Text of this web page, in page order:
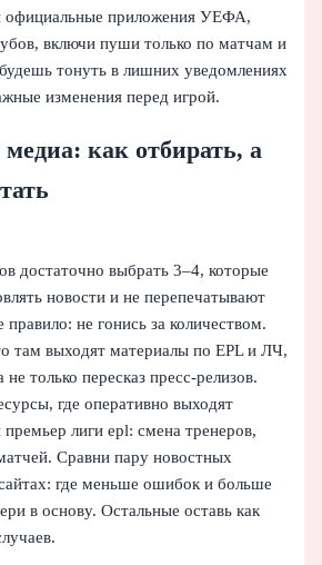
официальные приложения УЕФА,
включи пуши только по матчам и
тонуть в лишних уведомлениях
изменения перед игрой.
как отбирать, а
достаточно выбрать 3–4, которые
новости и не перепечатывают
правило: не гонись за количеством.
там выходят материалы по EPL и ЛЧ,
не только пересказ пресс‑релизов.
где оперативно выходят
премьер лиги epl: смена тренеров,
Сравни пару новостных
где меньше ошибок и больше
в основу. Остальные оставь как